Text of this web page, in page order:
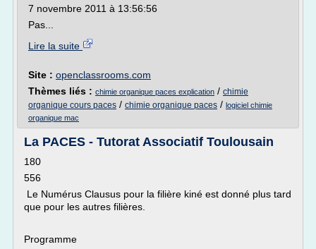
7 novembre 2011 à 13:56:56
Pas...
Lire la suite
Site : openclassrooms.com
Thèmes liés : chimie organique paces explication / chimie
organique cours paces / chimie organique paces / logiciel chimie
organique mac
La PACES - Tutorat Associatif Toulousain
180
556
Le Numérus Clausus pour la filière kiné est donné plus tard
que pour les autres filières.
Programme